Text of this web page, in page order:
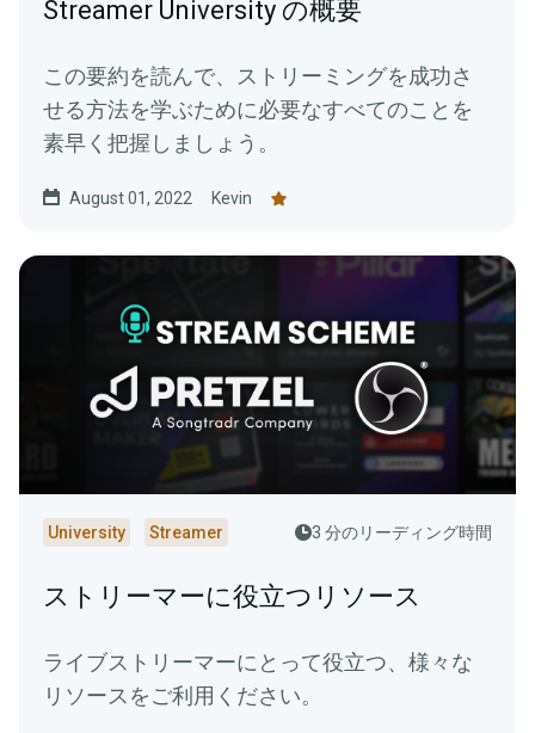
Streamer University の概要
この要約を読んで、ストリーミングを成功さ
せる方法を学ぶために必要なすべてのことを
素早く把握しましょう。
August 01, 2022 Kevin
University Streamer 3 分のリーディング時間
ストリーマーに役立つリソース
ライブストリーマーにとって役立つ、様々な
リソースをご利用ください。